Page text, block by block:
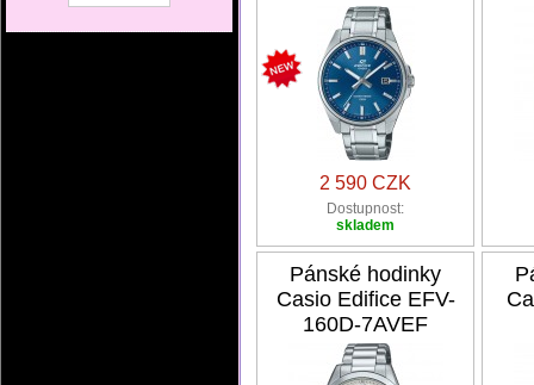
2 590 CZK
Dostupnost:
skladem
Pánské hodinky
Casio Edifice EFV-
160D-7AVEF